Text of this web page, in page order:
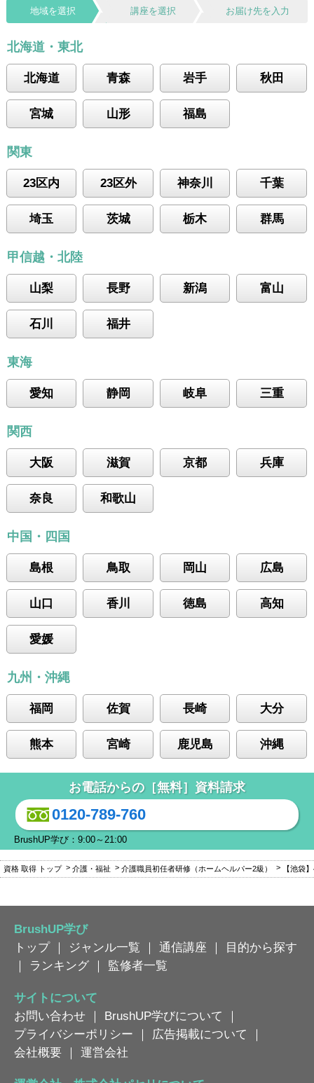
地域を選択 講座を選択 お届け先を入力
北海道・東北
北海道 青森 岩手 秋田
宮城 山形 福島
関東
23区内 23区外 神奈川 千葉
埼玉 茨城 栃木 群馬
甲信越・北陸
山梨 長野 新潟 富山
石川 福井
東海
愛知 静岡 岐阜 三重
関西
大阪 滋賀 京都 兵庫
奈良 和歌山
中国・四国
島根 鳥取 岡山 広島
山口 香川 徳島 高知
愛媛
九州・沖縄
福岡 佐賀 長崎 大分
熊本 宮崎 鹿児島 沖縄
お電話からの［無料］資料請求
0120-789-760
BrushUP学び：9:00～21:00
資格 取得 トップ 介護・福祉 介護職員初任者研修（ホームヘルパー2級） 【池袋
BrushUP学び
トップ｜ ジャンル一覧 ｜ 通信講座 ｜
目的から探す
｜
ランキング ｜ 監修者一覧
サイトについて
お問い合わせ ｜ BrushUP学びについて
｜
プライバシーポリシー ｜ 広告掲載について
｜
会社概要 ｜ 運営会社